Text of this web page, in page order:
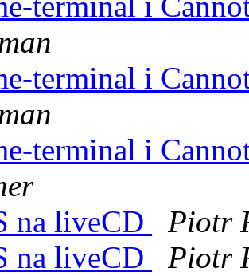
terminal i
terminal i
na liveCD
Piotr
na liveCD
Piotr